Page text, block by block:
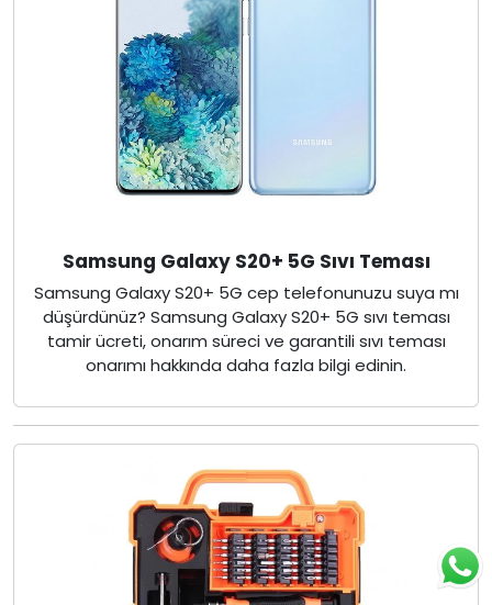
Samsung Galaxy S20+ 5G Sıvı Teması
Samsung Galaxy S20+ 5G cep telefonunuzu suya mı
düşürdünüz? Samsung Galaxy S20+ 5G sıvı teması
tamir ücreti, onarım süreci ve garantili sıvı teması
onarımı hakkında daha fazla bilgi edinin.